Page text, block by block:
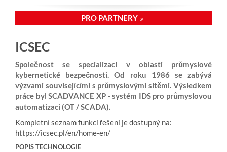
PRO PARTNERY
ICSEC
Společnost se specializací v oblasti průmyslové
kybernetické bezpečnosti. Od roku 1986 se zabývá
výzvami souvisejícími s průmyslovými sítěmi. Výsledkem
práce byl SCADVANCE XP - systém IDS pro průmyslovou
automatizaci (OT / SCADA).
Kompletní seznam funkcí řešení je dostupný na:
https://icsec.pl/en/home-en/
POPIS TECHNOLOGIE